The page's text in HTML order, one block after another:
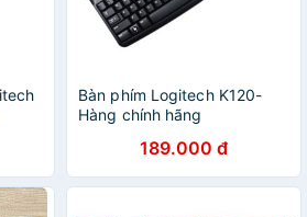
Bàn phím Logitech K120-
Hàng chính hãng
189.000 đ